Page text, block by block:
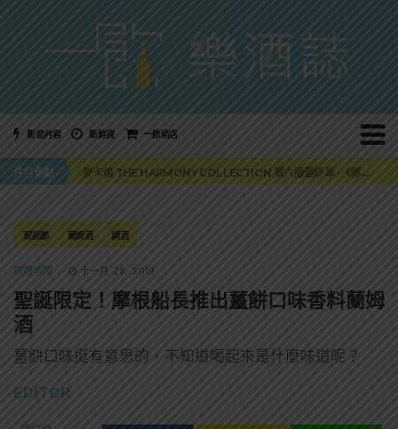
影音內容 新鮮貨 一飲商店
注目焦點
美國正式恢復蘇格蘭威士忌零關稅！烈酒產業再次迎來重磅利多
麥卡倫 THE HARMONY COLLECTION 第六版最終章 -《椰風煖韻》
角嗨尬炸物X爽快這一步，角瓶攜手頂呱呱 全新套餐限時登場
美國正式恢復蘇格蘭威士忌零關稅！烈酒產業再次迎來重磅利多
聖誕節 蘭姆酒 調酒
精選酒聞 十一月 28, 2019
聖誕限定！摩根船長推出薑餅口味香料蘭姆
酒
薑餅口味挺有意思的，不知道喝起來是什麼味道呢？
EDITOR